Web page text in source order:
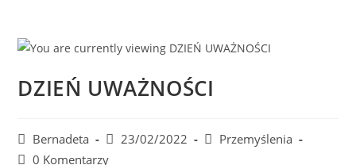
DZIEŃ UWAŻNOŚCI
Post
author:
Bernadeta
Post
published:
23/02/2022
PostPrzemyślenia
Post0 Komentarzy